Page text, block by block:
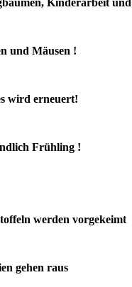
und Mäusen !
wird erneuert!
Frühling !
werden vorgekeimt
gehen raus